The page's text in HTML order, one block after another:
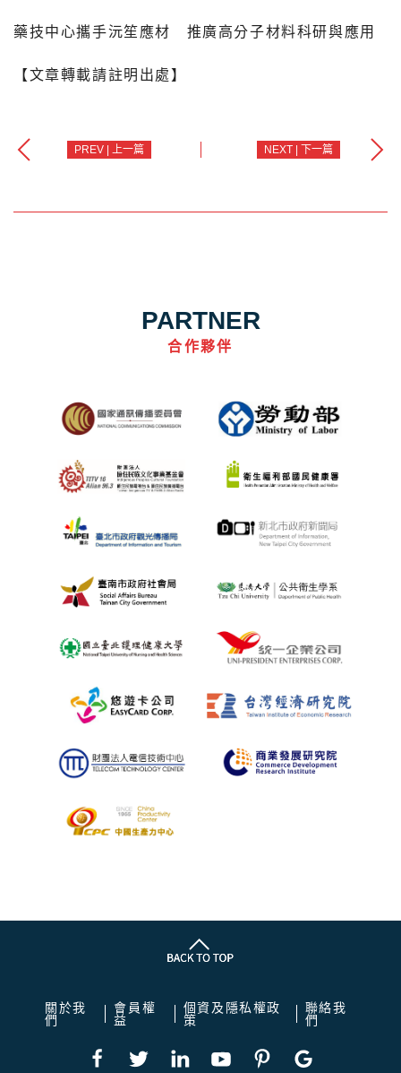
藥技中心攜手沅笙應材 推廣高分子材料科研與應用
【文章轉載請註明出處】
PREV | 上一篇 NEXT | 下一篇
PARTNER
合作夥伴
關於我
們
會員權
益
個資及隱私權政
策
聯絡我
們